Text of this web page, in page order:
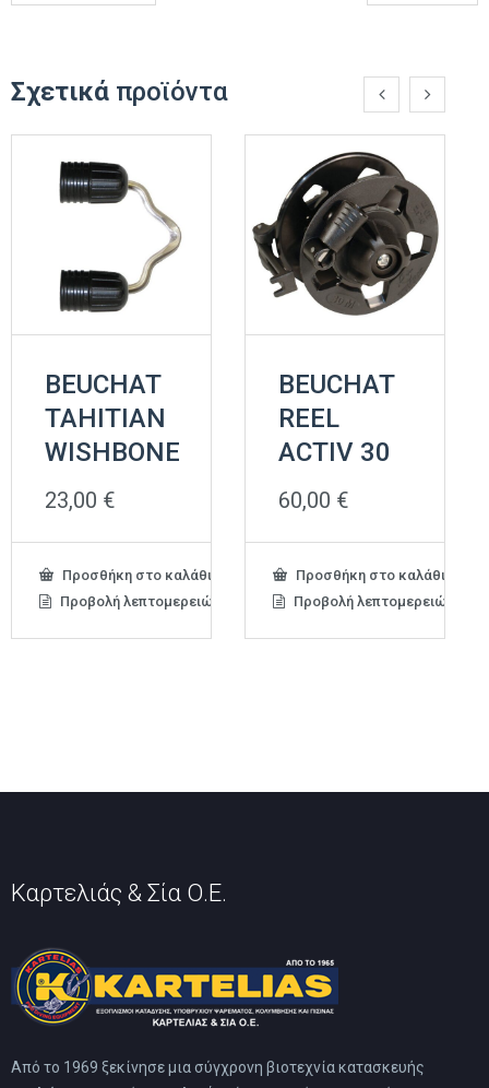
Σχετικά προϊόντα
BEUCHAT
TAHITIAN
WISHBONE
23,00 €
Προσθήκη στο καλάθι
Προβολή λεπτομερειών
BEUCHAT
REEL
ACTIV 30
60,00 €
Προσθήκη στο καλάθι
Προβολή λεπτομερειών
Καρτελιάς & Σία Ο.Ε.
Από το 1969 ξεκίνησε μια σύγχρονη βιοτεχνία κατασκευής